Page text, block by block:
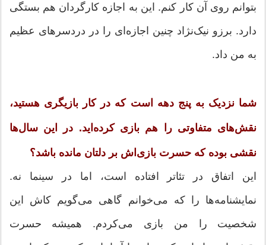
بتوانم روی آن کار کنم. این به اجازه کارگردان هم بستگی
دارد. برزو نیک‌نژاد چنین اجازه‌ای را در دردسرهای عظیم
به من داد.
شما نزدیک به پنج دهه است که در کار بازیگری هستید،
نقش‌های متفاوتی را هم بازی کرده‌اید. در این سال‌ها
نقشی بوده که حسرت بازی‌اش بر دلتان مانده باشد؟
این اتفاق در تئاتر افتاده است، اما در سینما نه.
نمایشنامه‌ها را که می‌خوانم گاهی می‌گویم کاش این
شخصیت را من بازی می‌کردم. همیشه حسرت